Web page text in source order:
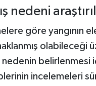
nedeni
göre yangının
olabileceği
belirlenmesi
incelemeleri